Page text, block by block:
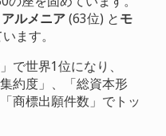
アルメニア(63位) とモ
ます。
で世界1位になり、
約度」、「総資本形
商標出願件数」でトッ